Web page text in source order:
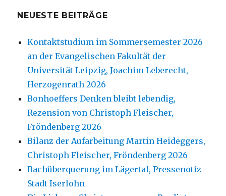
NEUESTE BEITRÄGE
Kontaktstudium im Sommersemester 2026
an der Evangelischen Fakultät der
Universität Leipzig, Joachim Leberecht,
Herzogenrath 2026
Bonhoeffers Denken bleibt lebendig,
Rezension von Christoph Fleischer,
Fröndenberg 2026
Bilanz der Aufarbeitung Martin Heideggers,
Christoph Fleischer, Fröndenberg 2026
Bachüberquerung im Lägertal, Pressenotiz
Stadt Iserlohn